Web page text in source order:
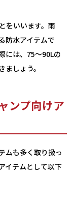
をいいます。雨
防水アイテムで
には、75〜90Lの
しょう。
ンプ向けア
ムも多く取り扱っ
イテムとして以下